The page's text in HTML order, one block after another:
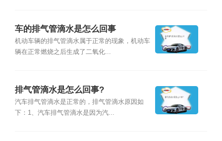
车的排气管滴水是怎么回事
机动车辆的排气管滴水属于正常的现象，机动车
辆在正常燃烧之后生成了二氧化...
排气管滴水是怎么回事?
汽车排气管滴水是正常的，排气管滴水原因如
下：1、汽车排气管滴水是因为汽...